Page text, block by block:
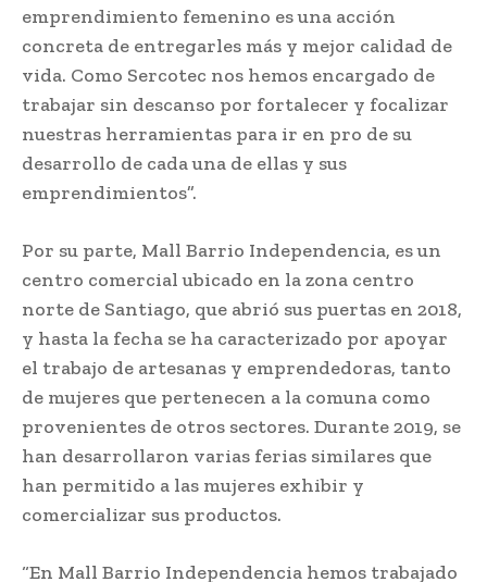
emprendimiento femenino es una acción
concreta de entregarles más y mejor calidad de
vida. Como Sercotec nos hemos encargado de
trabajar sin descanso por fortalecer y focalizar
nuestras herramientas para ir en pro de su
desarrollo de cada una de ellas y sus
emprendimientos”.
Por su parte, Mall Barrio Independencia, es un
centro comercial ubicado en la zona centro
norte de Santiago, que abrió sus puertas en 2018,
y hasta la fecha se ha caracterizado por apoyar
el trabajo de artesanas y emprendedoras, tanto
de mujeres que pertenecen a la comuna como
provenientes de otros sectores. Durante 2019, se
han desarrollaron varias ferias similares que
han permitido a las mujeres exhibir y
comercializar sus productos.
“En Mall Barrio Independencia hemos trabajado